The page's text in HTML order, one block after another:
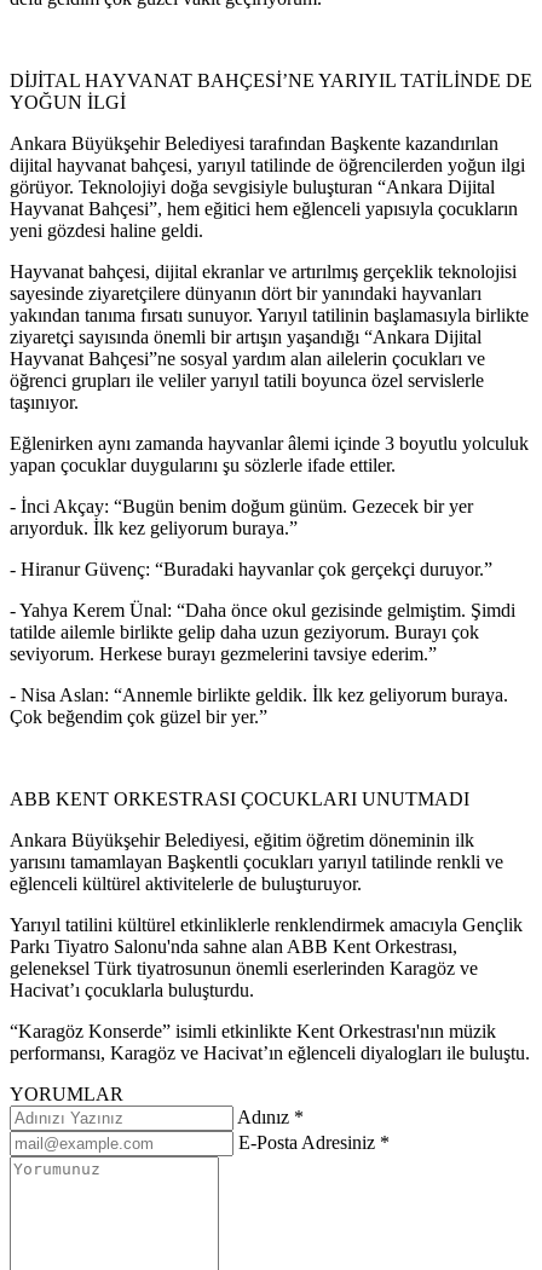
DİJİTAL HAYVANAT BAHÇESİ’NE YARIYIL TATİLİNDE DE
YOĞUN İLGİ
Ankara Büyükşehir Belediyesi tarafından Başkente kazandırılan
dijital hayvanat bahçesi, yarıyıl tatilinde de öğrencilerden yoğun ilgi
görüyor. Teknolojiyi doğa sevgisiyle buluşturan “Ankara Dijital
Hayvanat Bahçesi”, hem eğitici hem eğlenceli yapısıyla çocukların
yeni gözdesi haline geldi.
Hayvanat bahçesi, dijital ekranlar ve artırılmış gerçeklik teknolojisi
sayesinde ziyaretçilere dünyanın dört bir yanındaki hayvanları
yakından tanıma fırsatı sunuyor. Yarıyıl tatilinin başlamasıyla birlikte
ziyaretçi sayısında önemli bir artışın yaşandığı “Ankara Dijital
Hayvanat Bahçesi”ne sosyal yardım alan ailelerin çocukları ve
öğrenci grupları ile veliler yarıyıl tatili boyunca özel servislerle
taşınıyor.
Eğlenirken aynı zamanda hayvanlar âlemi içinde 3 boyutlu yolculuk
yapan çocuklar duygularını şu sözlerle ifade ettiler.
- İnci Akçay: “Bugün benim doğum günüm. Gezecek bir yer
arıyorduk. İlk kez geliyorum buraya.”
- Hiranur Güvenç: “Buradaki hayvanlar çok gerçekçi duruyor.”
- Yahya Kerem Ünal: “Daha önce okul gezisinde gelmiştim. Şimdi
tatilde ailemle birlikte gelip daha uzun geziyorum. Burayı çok
seviyorum. Herkese burayı gezmelerini tavsiye ederim.”
- Nisa Aslan: “Annemle birlikte geldik. İlk kez geliyorum buraya.
Çok beğendim çok güzel bir yer.”
ABB KENT ORKESTRASI ÇOCUKLARI UNUTMADI
Ankara Büyükşehir Belediyesi, eğitim öğretim döneminin ilk
yarısını tamamlayan Başkentli çocukları yarıyıl tatilinde renkli ve
eğlenceli kültürel aktivitelerle de buluşturuyor.
Yarıyıl tatilini kültürel etkinliklerle renklendirmek amacıyla Gençlik
Parkı Tiyatro Salonu'nda sahne alan ABB Kent Orkestrası,
geleneksel Türk tiyatrosunun önemli eserlerinden Karagöz ve
Hacivat’ı çocuklarla buluşturdu.
“Karagöz Konserde” isimli etkinlikte Kent Orkestrası'nın müzik
performansı, Karagöz ve Hacivat’ın eğlenceli diyalogları ile buluştu.
YORUMLAR
Adınız *
E-Posta Adresiniz *